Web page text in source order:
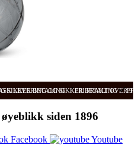
SIKKER BETALING FRI FRAKT OVER
LEVERING OG SIKKER BETALING
siden 1896
Facebook
Youtube